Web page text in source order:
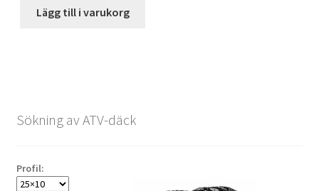
Lägg till i varukorg
Sökning av ATV-däck
Profil: